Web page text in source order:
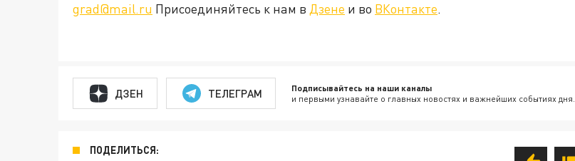
grad@mail.ru Присоединяйтесь к нам в Дзене и во ВКонтакте.
ДЗЕН ТЕЛЕГРАМ Подписывайтесь на наши каналы
и первыми узнавайте о главных новостях и важнейших событиях дня.
ПОДЕЛИТЬСЯ: